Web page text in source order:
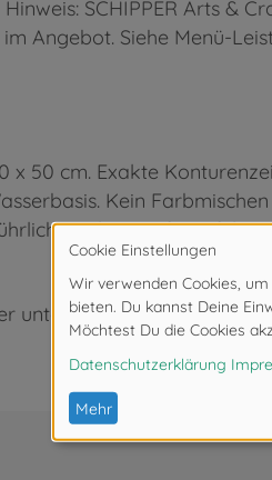
SCHIPPER Arts &
Angebot. Siehe Menü-
50 cm. Exakte
Kein
Anleitung für
unter 3 Jahren.